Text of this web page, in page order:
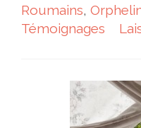
Roumains,
Témoignages